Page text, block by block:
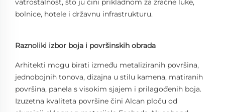
vatrostalnost, što ju čini prikladnom za zračne luke,
bolnice, hotele i državnu infrastrukturu.
Raznoliki izbor boja i površinskih obrada
Arhitekti mogu birati između metaliziranih površina,
jednobojnih tonova, dizajna u stilu kamena, matiranih
površina, panela s visokim sjajem i prilagođenih boja.
Izuzetna kvaliteta površine čini Alcan ploču od